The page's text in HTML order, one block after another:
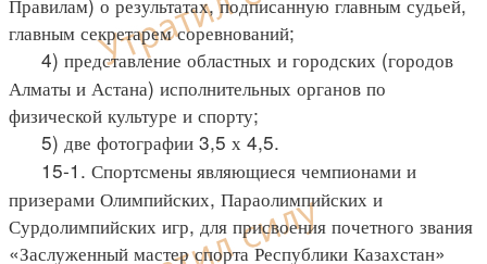
главным секретарем соревнований;
4) представление областных и городских (городов
Алматы и Астана) исполнительных органов по
физической культуре и спорту;
5) две фотографии 3,5 х 4,5.
15-1. Спортсмены являющиеся чемпионами и
призерами Олимпийских, Параолимпийских и
Сурдолимпийских игр, для присвоения почетного звания
«Заслуженный мастер спорта Республики Казахстан»